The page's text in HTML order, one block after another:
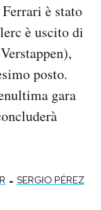
è stato
è uscito di
posto.
gara
- SERGIO PÉREZ